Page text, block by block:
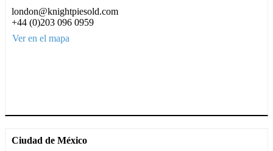
london@knightpiesold.com
+44 (0)203 096 0959
Ver en el mapa
Ciudad de México